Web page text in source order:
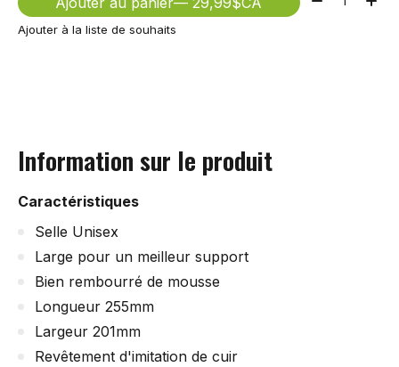
Ajouter à la liste de souhaits
Information sur le produit
Caractéristiques
Selle Unisex
Large pour un meilleur support
Bien rembourré de mousse
Longueur 255mm
Largeur 201mm
Revêtement d'imitation de cuir